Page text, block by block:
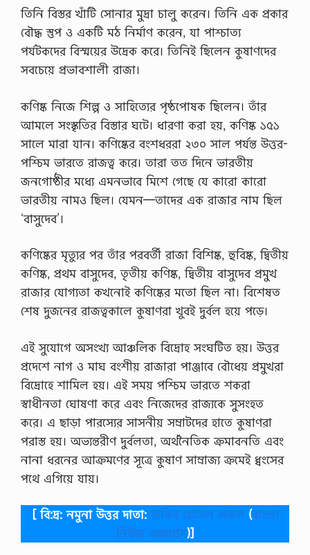
ব
লে
বি
ন্দু
…
তিনি বিস্তর খাঁটি সোনার মুদ্রা চালু করেন। তিনি এক প্রকার
বৌদ্ধ স্তুপ ও একটি মঠ নির্মাণ করেন, যা পাশ্চাত্য
পর্যটকদের বিস্ময়ের উদ্রেক করে। তিনিই ছিলেন কুষাণদের
সবচেয়ে প্রভাবশালী রাজা।
কণিষ্ক নিজে শিল্প ও সাহিত্যের পৃষ্ঠপোষক ছিলেন। তাঁর
আমলে সংস্কৃতির বিস্তার ঘটে। ধারণা করা হয়, কণিষ্ক ১৫১
সালে মারা যান। কণিষ্কের বংশধররা ২৩০ সাল পর্যন্ত উত্তর-
পশ্চিম ভারতে রাজত্ব করে। তারা তত দিনে ভারতীয়
জনগোষ্ঠীর মধ্যে এমনভাবে মিশে গেছে যে কারো কারো
ভারতীয় নামও ছিল। যেমন—তাদের এক রাজার নাম ছিল
‘বাসুদেব’।
কণিষ্কের মৃত্যুর পর তাঁর পরবর্তী রাজা বিশিষ্ক, হুবিষ্ক, দ্বিতীয়
কণিষ্ক, প্রথম বাসুদেব, তৃতীয় কণিষ্ক, দ্বিতীয় বাসুদেব প্রমুখ
রাজার যোগ্যতা কখনোই কণিষ্কের মতো ছিল না। বিশেষত
শেষ দুজনের রাজত্বকালে কুষাণরা খুবই দুর্বল হয়ে পড়ে।
এই সুযোগে অসংখ্য আঞ্চলিক বিদ্রোহ সংঘটিত হয়। উত্তর
প্রদেশে নাগ ও মাঘ বংশীয় রাজারা পাঞ্জাবে বৌধেয় প্রমুখরা
বিদ্রোহে শামিল হয়। এই সময় পশ্চিম ভারতে শকরা
স্বাধীনতা ঘোষণা করে এবং নিজেদের রাজ্যকে সুসংহত
করে। এ ছাড়া পারস্যের সাসনীয় সম্রাটদের হাতে কুষাণরা
পরাস্ত হয়। অভ্যন্তরীণ দুর্বলতা, অর্থনৈতিক ক্রমাবনতি এবং
নানা ধরনের আক্রমণের সূত্রে কুষাণ সাম্রাজ্য ক্রমেই ধ্বংসের
পথে এগিয়ে যায়।
[ বি:দ্র: নমুনা উত্তর দাতা: রাকিব হোসেন সজল(বাংলা
নিউজ এক্সপ্রেস)]